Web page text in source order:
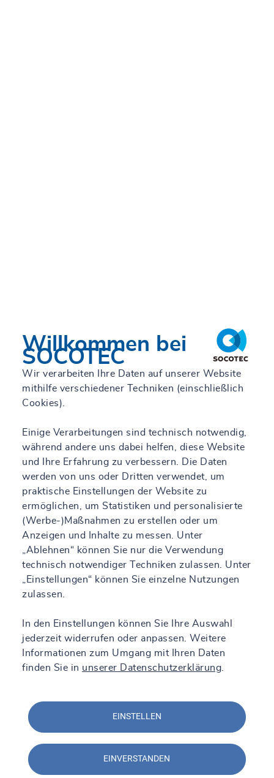
Willkommen bei
SOCOTEC
Wir verarbeiten Ihre Daten auf unserer Website
mithilfe verschiedener Techniken (einschließlich
Cookies).
Einige Verarbeitungen sind technisch notwendig,
während andere uns dabei helfen, diese Website
und Ihre Erfahrung zu verbessern. Die Daten
werden von uns oder Dritten verwendet, um
praktische Einstellungen der Website zu
ermöglichen, um Statistiken und personalisierte
(Werbe-)Maßnahmen zu erstellen oder um
Anzeigen und Inhalte zu messen. Unter
„Ablehnen“ können Sie nur die Verwendung
technisch notwendiger Techniken zulassen. Unter
„Einstellungen“ können Sie einzelne Nutzungen
zulassen.
In den Einstellungen können Sie Ihre Auswahl
jederzeit widerrufen oder anpassen. Weitere
Informationen zum Umgang mit Ihren Daten
finden Sie in unserer Datenschutzerklärung
EINSTELLEN
EINVERSTANDEN